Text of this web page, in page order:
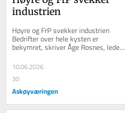
industrien
Høyre og FrP svekker industrien
Bedrifter over hele kysten er
bekymret, skriver Åge Rosnes, leder i
Askøy SV. Dette er et debattinnlegg.
Meninger i...
10.06.2026
30
Askøyværingen